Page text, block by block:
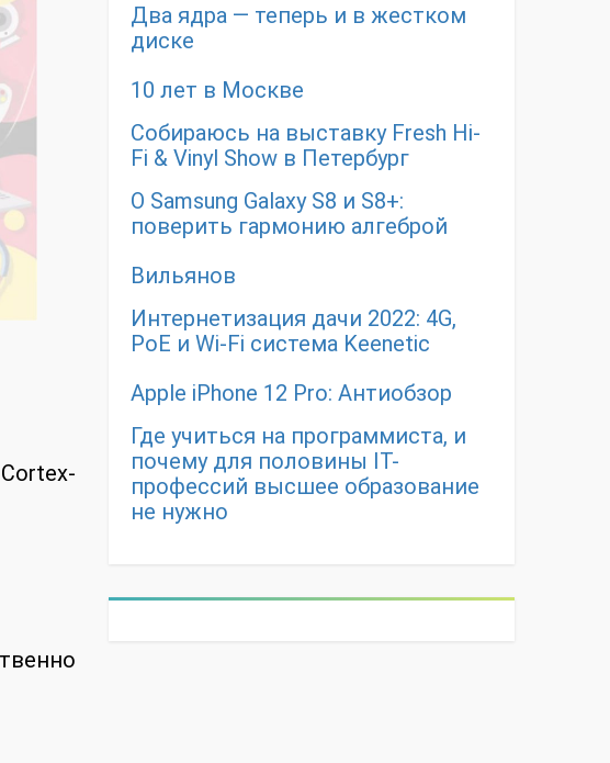
Два ядра — теперь и в жестком
диске
10 лет в Москве
Собираюсь на выставку Fresh Hi-
Fi & Vinyl Show в Петербург
О Samsung Galaxy S8 и S8+:
поверить гармонию алгеброй​
Вильянов
Интернетизация дачи 2022: 4G,
PoE и Wi-Fi система Keenetic
Apple iPhone 12 Pro: Антиобзор
Где учиться на программиста, и
почему для половины IT-
профессий высшее образование
не нужно